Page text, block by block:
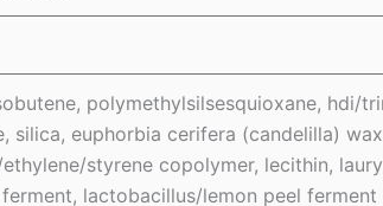
polymethylsilsesquioxane, hdi/
euphorbia cerifera (candelilla)
styrene copolymer, lecithin,
lactobacillus/lemon peel